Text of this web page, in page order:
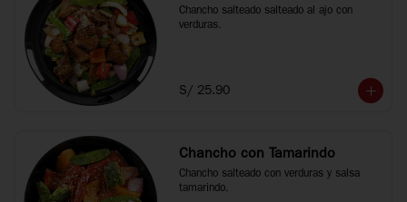
Chancho salteado salteado al ajo con
verduras.
S/ 25.90
Chancho con Tamarindo
Chancho salteado con verduras y salsa
tamarindo.